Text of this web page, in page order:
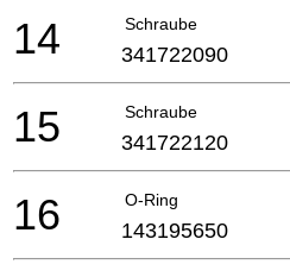
Schraube
14 341722090
Schraube
15 341722120
O-Ring
16 143195650